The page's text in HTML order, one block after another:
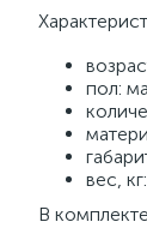
пол:
вес,
В